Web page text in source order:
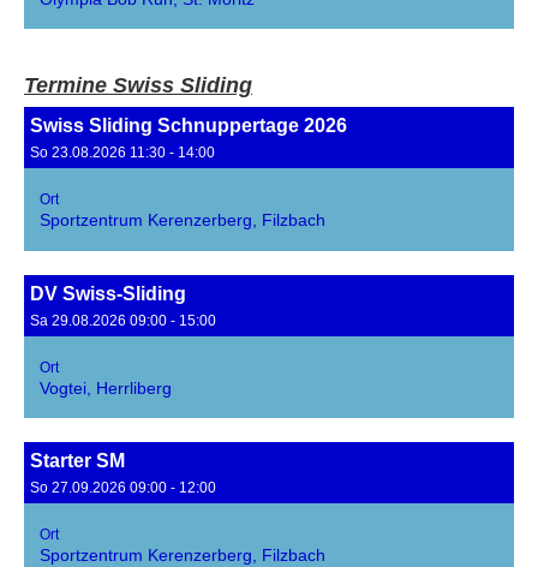
Termine Swiss Sliding
Swiss Sliding Schnuppertage 2026
So 23.08.2026 11:30 - 14:00
Ort
Sportzentrum Kerenzerberg, Filzbach
DV Swiss-Sliding
Sa 29.08.2026 09:00 - 15:00
Ort
Vogtei, Herrliberg
Starter SM
So 27.09.2026 09:00 - 12:00
Ort
Sportzentrum Kerenzerberg, Filzbach